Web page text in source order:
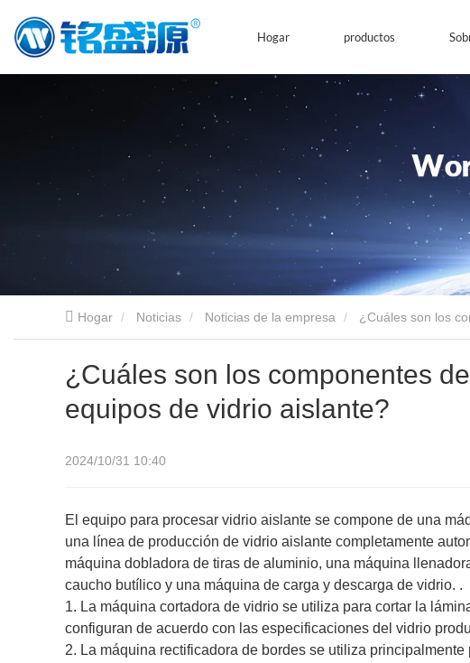
Hogar productos
Hogar Noticias Noticias de la empresa ¿Cuáles son los
¿Cuáles son los componentes
equipos de vidrio aislante?
2024/10/31 10:40
El equipo para procesar vidrio aislante se compone de una
una línea de producción de vidrio aislante completamente
máquina dobladora de tiras de aluminio, una máquina
caucho butílico y una máquina de carga y descarga de vidrio. .
1. La máquina cortadora de vidrio se utiliza para cortar la
configuran de acuerdo con las especificaciones del vidrio
2. La máquina rectificadora de bordes se utiliza